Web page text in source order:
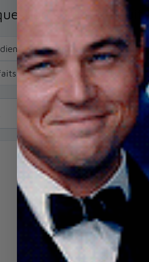
sur un produit
principaux de cette infusion
des plantes utilisées dans